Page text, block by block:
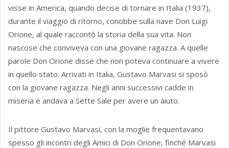
visse in America, quando decise di tornare in Italia (1937),
durante il viaggio di ritorno, conobbe sulla nave Don Luigi
Orione, al quale raccontò la storia della sua vita. Non
nascose che conviveva con una giovane ragazza. A quelle
parole Don Orione disse che non poteva continuare a vivere
in quello stato. Arrivati in Italia, Gustavo Marvasi si sposò
con la giovane ragazza. Negli anni successivi cadde in
miseria e andava a Sette Sale per avere un aiuto.
Il pittore Gustavo Marvasi, con la moglie frequentavano
spesso gli incontri degli Amici di Don Orione, finché Marvasi